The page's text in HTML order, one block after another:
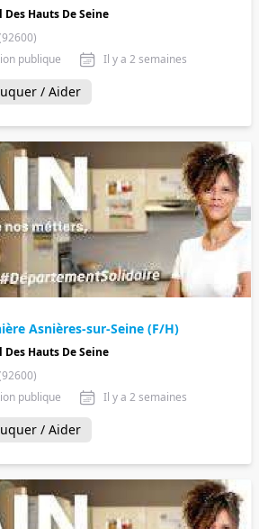
Hauts De Seine
publique
Il y a 2 semaines
/ Aider
Asnières-sur-Seine (F/H)
Hauts De Seine
publique
Il y a 2 semaines
/ Aider